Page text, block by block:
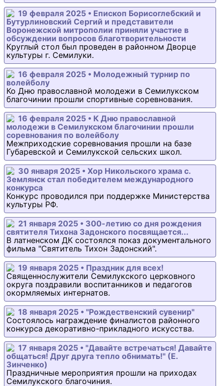
19 февраля 2025 • Епископ Борисоглебский и
Бутурлиновский Сергий и представители
Воронежской митрополии приняли участие в
обсуждении вопросов благотворительности
Круглый стол был проведен в районном Дворце
культуры г. Семилуки.
16 февраля 2025 • Молодежный турнир по
волейболу
Ко Дню православной молодежи в Семилукском
благочинии прошли спортивные соревнования.
16 февраля 2025 • К Дню православной
молодежи в Семилукском благочинии прошли
соревнования по волейболу
Межприходские соревнования прошли на базе
Губаревской и Семилукской сельских школ.
30 января 2025 • Хор Никольского храма с.
Землянск стал победителем международного
конкурса
Конкурс проводился при поддержке Министерства
культуры РФ.
21 января 2025 • 300-летию со дня рождения
святителя Тихона Задонского посвящается...
В латненском ДК состоялся показ документального
фильма "Святитель Тихон Задонский".
19 января 2025 • Праздник для всех!
Священнослужители Семилукского церковного
округа поздравили воспитанников и педагогов
окормляемых интернатов.
18 января 2025 • "Рождественский сувенир"
Состоялось награждение финалистов районного
конкурса декоративно-прикладного искусства.
17 января 2025 • "Давайте встречаться! Давайте
общаться! Друг друга тепло обнимать!" (Е.
Зинченко)
Праздничные мероприятия прошли на приходах
Семилукского благочиния.